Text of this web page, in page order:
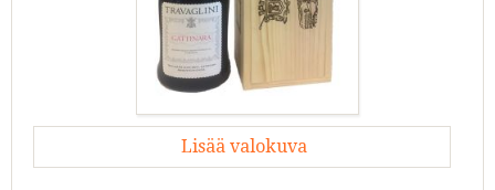
Lisää valokuva